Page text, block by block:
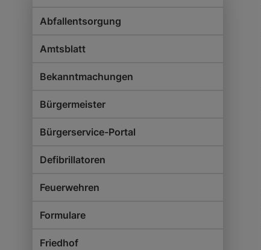
Abfallentsorgung
Amtsblatt
Bekanntmachungen
Bürgermeister
Bürgerservice-Portal
Defibrillatoren
Feuerwehren
Formulare
Friedhof